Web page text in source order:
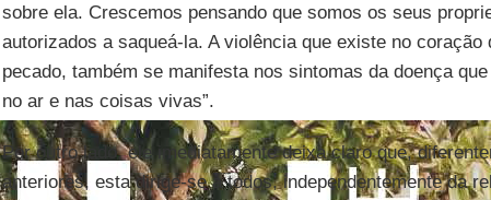
sobre ela. Crescemos pensando que somos os seus
autorizados a saqueá-la. A violência que existe no coração
pecado, também se manifesta nos sintomas da doença
no ar e nas coisas vivas”.
Por outro lado, ele imediatamente deixa claro que,
anteriores, esta dirige-se a todos, independentemente da